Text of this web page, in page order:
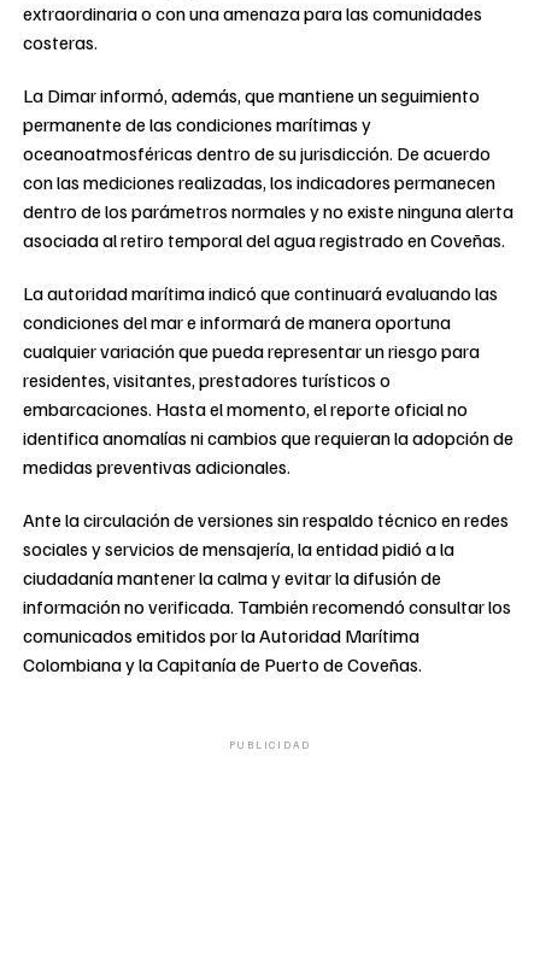
extraordinaria o con una amenaza para las comunidades
costeras.
La Dimar informó, además, que mantiene un seguimiento
permanente de las condiciones marítimas y
oceanoatmosféricas dentro de su jurisdicción. De acuerdo
con las mediciones realizadas, los indicadores permanecen
dentro de los parámetros normales y no existe ninguna alerta
asociada al retiro temporal del agua registrado en Coveñas.
La autoridad marítima indicó que continuará evaluando las
condiciones del mar e informará de manera oportuna
cualquier variación que pueda representar un riesgo para
residentes, visitantes, prestadores turísticos o
embarcaciones. Hasta el momento, el reporte oficial no
identifica anomalías ni cambios que requieran la adopción de
medidas preventivas adicionales.
Ante la circulación de versiones sin respaldo técnico en redes
sociales y servicios de mensajería, la entidad pidió a la
ciudadanía mantener la calma y evitar la difusión de
información no verificada. También recomendó consultar los
comunicados emitidos por la Autoridad Marítima
Colombiana y la Capitanía de Puerto de Coveñas.
PUBLICIDAD